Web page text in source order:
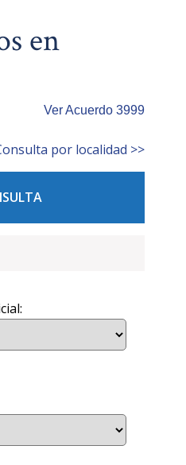
en
Ver Acuerdo 3999
por localidad >>